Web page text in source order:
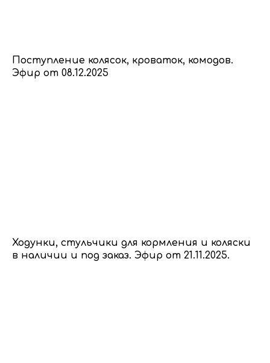
Поступление колясок, кроваток, комодов.
Эфир от 08.12.2025
Ходунки, стульчики для кормления и коляски
в наличии и под заказ. Эфир от 21.11.2025.